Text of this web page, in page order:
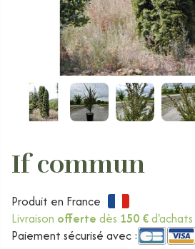
If commun
Produit en France
Livraison offerte dès 150 €d'achats
Paiement sécurisé avec :